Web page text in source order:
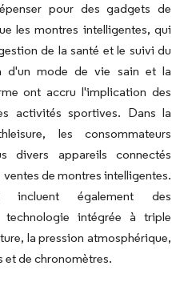
pour des gadgets de
les montres intelligentes, qui
de la santé et le suivi du
d'un mode de vie sain et la
ont accru l'implication des
activités sportives. Dans la
les consommateurs
divers appareils connectés
de montres intelligentes.
incluent également des
intégrée à triple
la pression atmosphérique,
et de chronomètres.